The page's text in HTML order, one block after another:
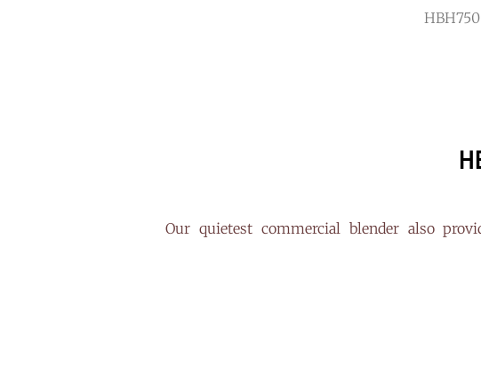
Our quietest commercial blender also